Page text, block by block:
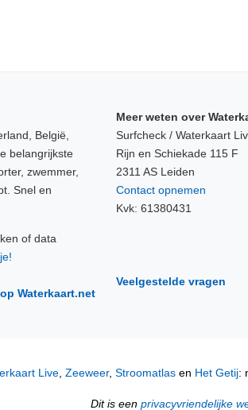
België,
belangrijkste
zwemmer,
Snel en
of data
Waterkaart.net
Meer weten over
Surfcheck / Waterkaart
Rijn en Schiekade 115 F
2311 AS Leiden
Contact opnemen
Kvk: 61380431
Veelgestelde vragen
Live, Zeeweer, Stroomatlas en Het Getij:
Dit is een privacyvriendelijke